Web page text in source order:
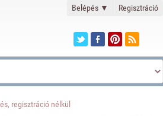
Belépés ▼ Regisztráció
regisztráció nélkül